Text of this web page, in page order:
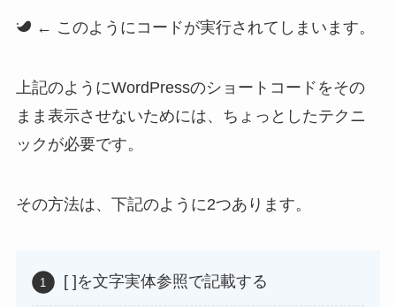
← このようにコードが実行されてしまいます。
上記のようにWordPressのショートコードをその
まま表示させないためには、ちょっとしたテクニ
ックが必要です。
その方法は、下記のように2つあります。
[ ]を文字実体参照で記載する